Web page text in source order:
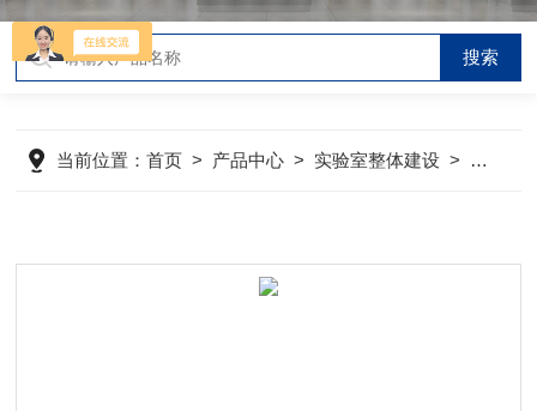
当前位置：首页 > 产品中心 > 实验室整体建设 > 生物安